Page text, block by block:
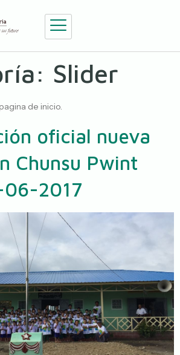
Slider
de inicio.
oficial nueva
Chunsu Pwint
2017